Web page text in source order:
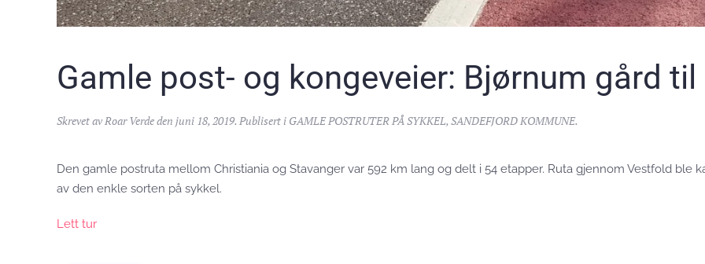
Gamle post- og kongeveier: Bjørnum gård
Skrevet avRoar Verdeden juni 18, 2019. Publisert i GAMLE POSTRUTER PÅ SYKKEL, SANDEFJORD KOMMUNE.
Den gamle postruta mellom Christiania og Stavanger var 592 km lang og delt i 54 etapper. Ruta gjennom Vestfold ble
av den enkle sorten på sykkel.
Lett tur